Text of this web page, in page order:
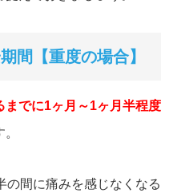
間【重度の場合】
でに1ヶ月～1ヶ月半程度
の間に痛みを感じなくなる